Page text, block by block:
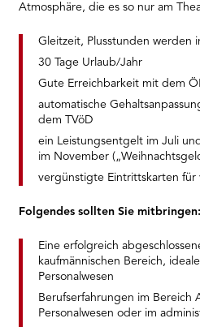
Atmosphäre, die es so nur am
Gleitzeit, Plusstunden werden
30 Tage Urlaub/Jahr
Gute Erreichbarkeit mit dem
automatische
dem TVöD
ein Leistungsentgelt im Juli
im November
vergünstigte Eintrittskarten für
Folgendes sollten Sie mitbringen:
Eine erfolgreich
kaufmännischen Bereich,
Personalwesen
Berufserfahrungen im Bereich
Personalwesen oder im